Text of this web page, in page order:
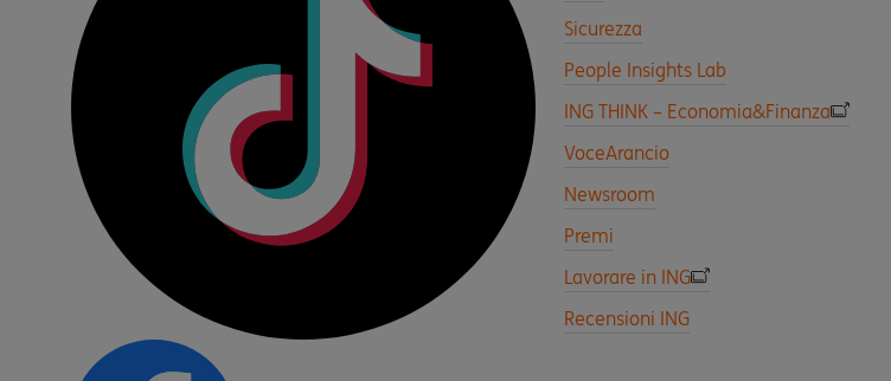
Sicurezza
People Insights Lab
ING THINK – Economia&Finanza
VoceArancio
Newsroom
Premi
Lavorare in ING
Recensioni ING